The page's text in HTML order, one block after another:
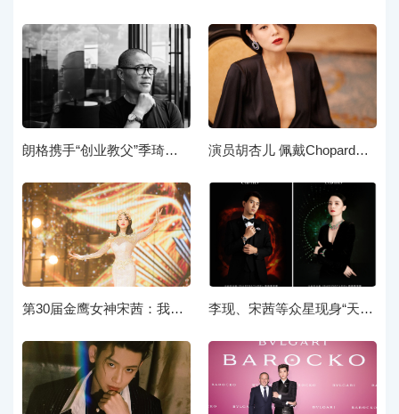
朗格携手“创业教父”季琦呈现《时间的见证》 演员胡杏儿 佩戴ChopardHighJewelry系列戒指及ChopardPreciousLace系列耳环出席ELLE风尚大典
第30届金鹰女神宋茜：我真的很爱戴表 李现、宋茜等众星现身“天价”直播间 展示1.9亿的单品？